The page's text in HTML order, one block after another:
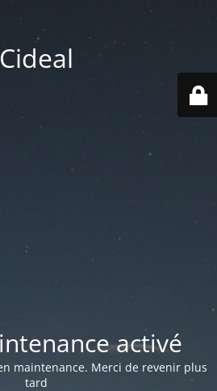
Cideal
activé
maintenance. Merci de revenir plus
tard